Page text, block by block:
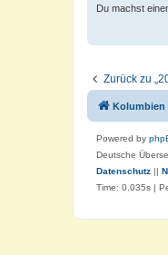
Du machst
Zurück zu
Kolumbien
Powered by
Deutsche
Datenschutz ||
Time: 0.035s |